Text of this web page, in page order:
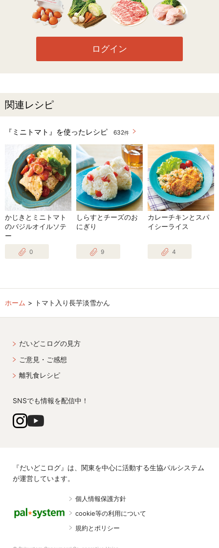
ログイン
関連レシピ
『ミニトマト』を使ったレシピ 632件
かじきとミニトマト
のバジルオイルソテ
ー
0
しらすとチーズのお
にぎり
9
カレーチキンとスパ
イシーライス
4
ホーム トマト入り長芋淡雪かん
だいどこログの見方
ご意見・ご感想
離乳食レシピ
SNSでも情報を配信中！
『だいどこログ』は、関東を中心に活動する生協パルシステム
が運営しています。
個人情報保護方針
cookie等の利用について
規約とポリシー